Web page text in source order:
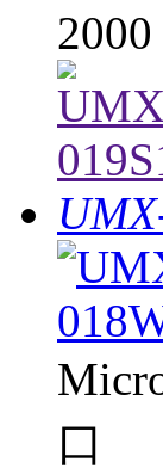
2000
口